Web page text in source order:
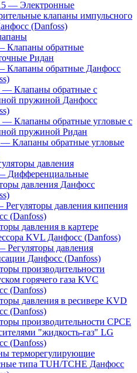
— Электронные
клапаны импульсного
(Danfoss)
Клапаны обратные
Ридан
Клапаны обратные Данфосс
Клапаны обратные с
пружиной Данфосс
Клапаны обратные угловые с
пружиной Ридан
Клапаны обратные угловые
давления
Дифференциальные
давления Данфосс
давления кипения
(Danfoss)
давления в картере
KVL Данфосс (Danfoss)
давления
Данфосс (Danfoss)
производительности
горячего газа KVC
(Danfoss)
давления в ресивере KVD
(Danfoss)
производительности CPCE
"жидкость-газ" LG
(Danfoss)
терморегулирующие
типа TUH/TCHE Данфосс